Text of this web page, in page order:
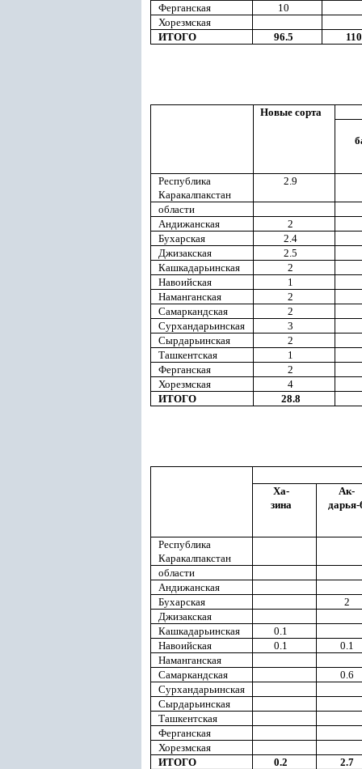
Ферганская
10
Хорезмская
ИТОГО
96.5 110
Новые сорта
Республика
Каракалпакстан
2.9
области
Андижанская
2
Бухарская
2.4
Джизакская
2.5
Кашкадарьинская
2
Навоийская
1
Наманганская
2
Самаркандская
2
Сурхандарьинская
3
Сырдарьинская
2
Ташкентская
1
Ферганская
2
Хорезмская
4
ИТОГО
28.8
Ха-
зина
Ак-
дарья-
Республика
Каракалпакстан
области
Андижанская
Бухарская
2
Джизакская
Кашкадарьинская
0.1
Навоийская
0.1
0.1
Наманганская
Самаркандская
0.6
Сурхандарьинская
Сырдарьинская
Ташкентская
Ферганская
Хорезмская
ИТОГО
0.2 2.7